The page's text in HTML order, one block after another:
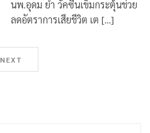
นพ.อุดม ย้ำ วัคซีนเข็มกระตุ้นช่วย
ลดอัตราการเสียชีวิต เต […]
NEXT